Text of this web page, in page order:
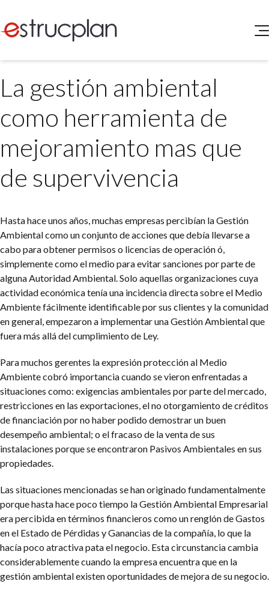
SERVICIOS
Higiene y Seguridad
Medio Ambiente
Legislación
NOVEDADES
INGRESAR
Portal de Clientes
Buscador de Legislación
Matriz Premium
La gestión ambiental
como herramienta de
mejoramiento mas que
de supervivencia
Hasta hace unos años, muchas empresas percibían la Gestión
Ambiental como un conjunto de acciones que debía llevarse a
cabo para obtener permisos o licencias de operación ó,
simplemente como el medio para evitar sanciones por parte de
alguna Autoridad Ambiental. Solo aquellas organizaciones cuya
actividad económica tenía una incidencia directa sobre el Medio
Ambiente fácilmente identificable por sus clientes y la comunidad
en general, empezaron a implementar una Gestión Ambiental que
fuera más allá del cumplimiento de Ley.
Para muchos gerentes la expresión protección al Medio
Ambiente cobró importancia cuando se vieron enfrentadas a
situaciones como: exigencias ambientales por parte del mercado,
restricciones en las exportaciones, el no otorgamiento de créditos
de financiación por no haber podido demostrar un buen
desempeño ambiental; o el fracaso de la venta de sus
instalaciones porque se encontraron Pasivos Ambientales en sus
propiedades.
Las situaciones mencionadas se han originado fundamentalmente
porque hasta hace poco tiempo la Gestión Ambiental Empresarial
era percibida en términos financieros como un renglón de Gastos
en el Estado de Pérdidas y Ganancias de la compañía, lo que la
hacía poco atractiva pata el negocio. Esta circunstancia cambia
considerablemente cuando la empresa encuentra que en la
gestión ambiental existen oportunidades de mejora de su negocio.